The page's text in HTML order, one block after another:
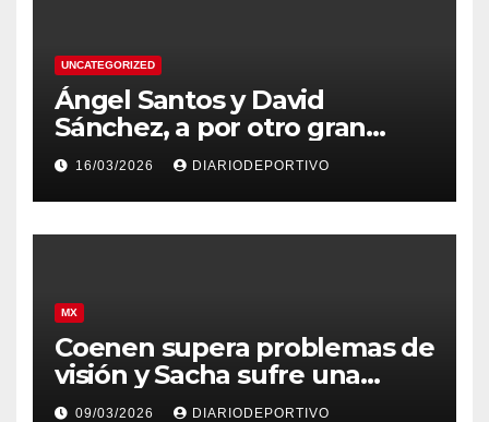
UNCATEGORIZED
Ángel Santos y David
Sánchez, a por otro gran
resultado en el Eco Rallye
Mallorca.
16/03/2026 DIARIODEPORTIVO
MX
Coenen supera problemas de
visión y Sacha sufre una
caída en Argentina
09/03/2026 DIARIODEPORTIVO